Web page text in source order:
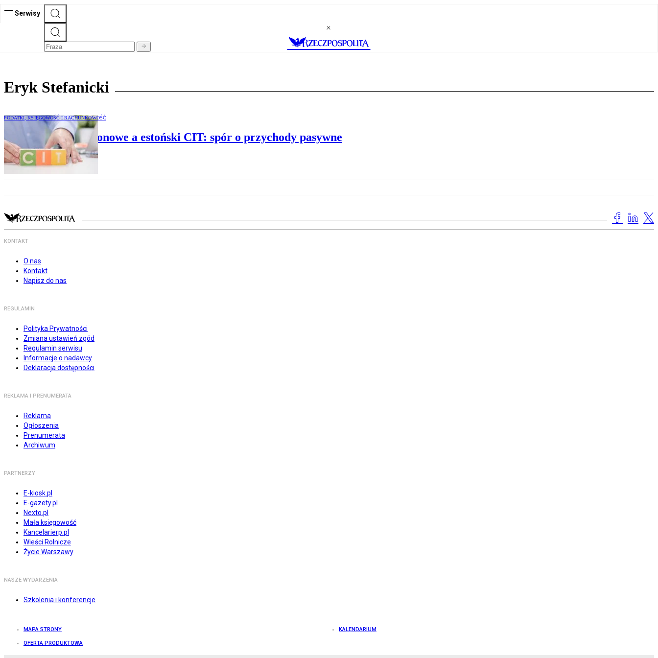
Serwisy
Eryk Stefanicki
PODATKI, KSIĘGOWOŚĆ I RACHUNKOWOŚĆ
Obligacje zerokuponowe a estoński CIT: spór o przychody pasywne
KONTAKT
O nas
Kontakt
Napisz do nas
REGULAMIN
Polityka Prywatności
Zmiana ustawień zgód
Regulamin serwisu
Informacje o nadawcy
Deklaracja dostępności
REKLAMA I PRENUMERATA
Reklama
Ogłoszenia
Prenumerata
Archiwum
PARTNERZY
E-kiosk.pl
E-gazety.pl
Nexto.pl
Mała księgowość
Kancelarierp.pl
Wieści Rolnicze
Życie Warszawy
NASZE WYDARZENIA
Szkolenia i konferencje
MAPA STRONY KALENDARIUM
OFERTA PRODUKTOWA